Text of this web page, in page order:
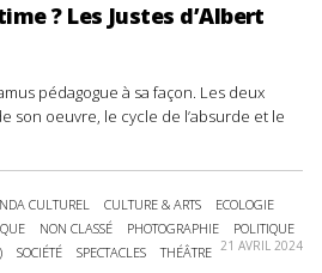
? Les Justes d’Albert
pédagogue à sa façon. Les deux
son oeuvre, le cycle de l’absurde et le
CULTUREL CULTURE & ARTS
ECOLOGIE
NON CLASSÉ PHOTOGRAPHIE
POLITIQUE
SOCIÉTÉ SPECTACLES THÉÂTRE 21 AVRIL 2024